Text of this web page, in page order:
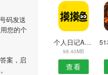
码发送
您的个
案，启
个人日记APP
98.40MB
查看